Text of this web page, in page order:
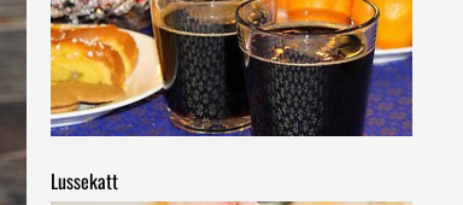
Lussekatt